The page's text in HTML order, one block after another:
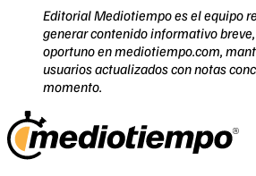
Editorial Mediotiempo es el equipo
generar contenido informativo
oportuno en mediotiempo.com,
usuarios actualizados con notas
momento.